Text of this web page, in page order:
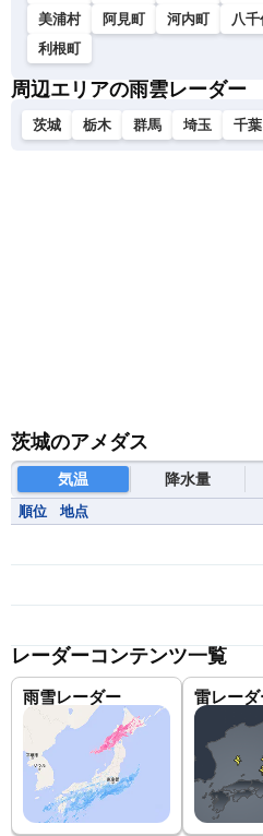
美浦村
阿見町 河内町 八
利根町
周辺エリアの雨雲レーダー
茨城 栃木 群馬 埼玉 千葉
茨城のアメダス
気温 降水量
順位 地点
レーダーコンテンツ一覧
雨雪レーダー 雷レーダ